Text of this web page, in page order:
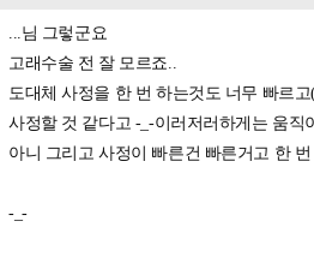
...님 그렇군요
고래수술 전 잘 모르죠..
도대체 사정을 한 번 하는것도 너무 빠르
사정할 것 같다고 -_-이러저러하게는 움직
아니 그리고 사정이 빠른건 빠른거고 한 번
-_-